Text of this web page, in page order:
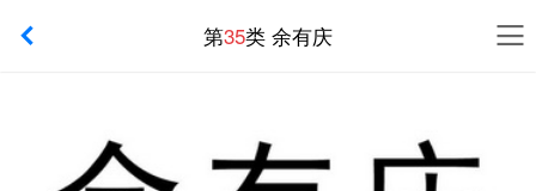
第35类 余有庆